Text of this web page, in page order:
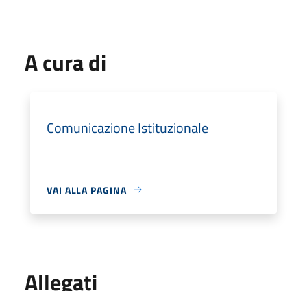
A cura di
Comunicazione Istituzionale
VAI ALLA PAGINA
Allegati